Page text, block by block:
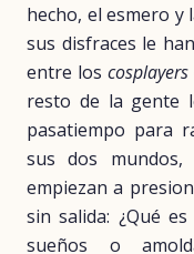
hecho, el esmero y
sus disfraces le
entre loscosplayers
resto de la gente
pasatiempo para
sus dos
empiezan a
sin salida: ¿Qué
sueños o